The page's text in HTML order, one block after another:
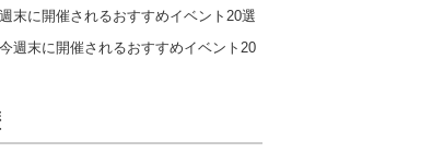
末に開催されるおすすめイベント20選
週末に開催されるおすすめイベント20